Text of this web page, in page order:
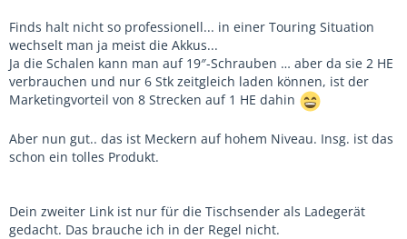
Finds halt nicht so professionell... in einer Touring Situation
wechselt man ja meist die Akkus...
Ja die Schalen kann man auf 19″-Schrauben … aber da sie 2 HE
verbrauchen und nur 6 Stk zeitgleich laden können, ist der
Marketingvorteil von 8 Strecken auf 1 HE dahin
Aber nun gut.. das ist Meckern auf hohem Niveau. Insg. ist das
schon ein tolles Produkt.
Dein zweiter Link ist nur für die Tischsender als Ladegerät
gedacht. Das brauche ich in der Regel nicht.